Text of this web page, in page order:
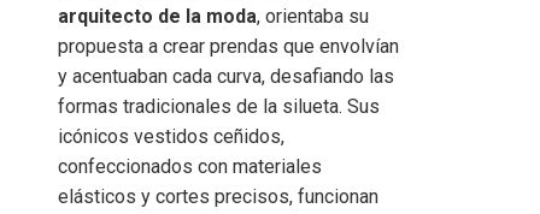
arquitecto de la moda, orientaba su
propuesta a crear prendas que envolvían
y acentuaban cada curva, desafiando las
formas tradicionales de la silueta. Sus
icónicos vestidos ceñidos,
confeccionados con materiales
elásticos y cortes precisos, funcionan